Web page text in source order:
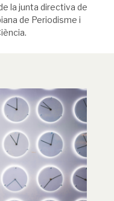
la junta directiva de
de Periodisme i